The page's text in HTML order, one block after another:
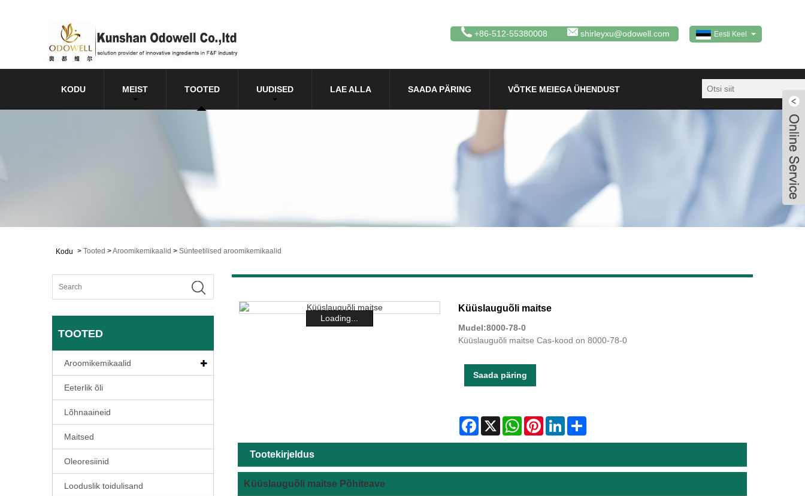
Eesti Keel
+86-512-55380008 shirleyxu@odowell.com
KODU MEIST TOOTED UUDISED LAE ALLA SAADA PÄRING VÕTKE MEIEGA ÜHENDUST
Kodu > Tooted >Aroomikemikaalid > Sünteetilised aroomikemikaalid
TOOTED
Aroomikemikaalid
Eeterlik õli
Lõhnaaineid
Maitsed
Oleoresiinid
Looduslik toidulisand
Loading...
Küüslauguõli maitse
Mudel:8000-78-0
Küüslauguõli maitse Cas-kood on 8000-78-0
Saada päring
Facebook
X WhatsAppPinterestLinkedInShare
Tootekirjeldus
Küüslauguõli maitse Põhiteave